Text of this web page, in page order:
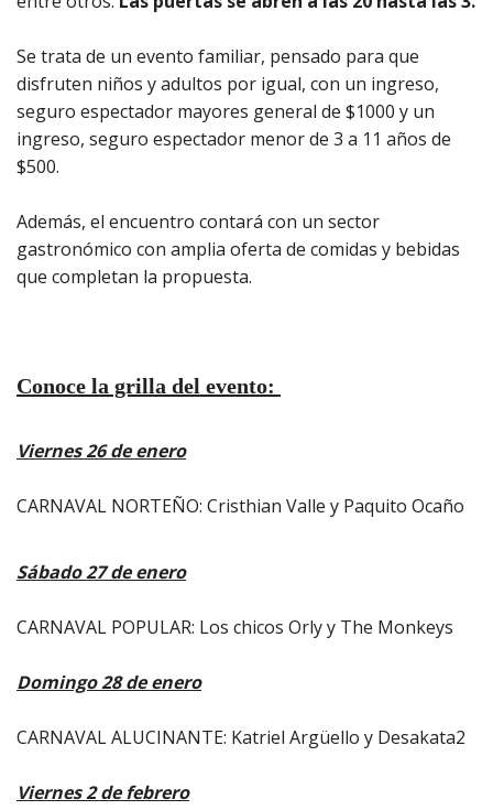
Se trata de un evento familiar, pensado para que
disfruten niños y adultos por igual, con un ingreso,
seguro espectador mayores general de $1000 y un
ingreso, seguro espectador menor de 3 a 11 años de
$500.
Además, el encuentro contará con un sector
gastronómico con amplia oferta de comidas y bebidas
que completan la propuesta.
Conoce la grilla del evento:
Viernes 26 de enero
CARNAVAL NORTEÑO: Cristhian Valle y Paquito Ocaño
Sábado 27 de enero
CARNAVAL POPULAR: Los chicos Orly y The Monkeys
Domingo 28 de enero
CARNAVAL ALUCINANTE: Katriel Argüello y Desakata2
Viernes 2 de febrero